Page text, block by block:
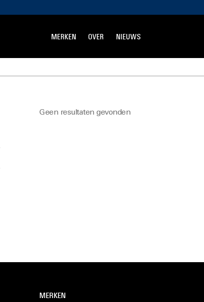
MERKEN OVER NIEUWS
Geen resultaten gevonden
MERKEN